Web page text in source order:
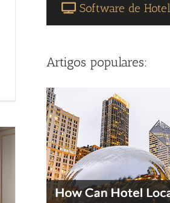
Software de Hotel
Artigos populares: